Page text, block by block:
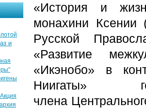
«История и
монахини Ксении
Русской
«Развитие
«Икэнобо» в
Ниигаты»
члена
и
Акция